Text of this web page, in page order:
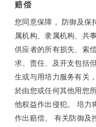
赔偿
您同意保障， 防御及保
属机构、隶属机构、共
供应者的所有损失、索
求、责任、及开支包括
生或与用培力服务有关
於由您或任何其他用您
他权益作出侵犯。 培力
作出赔偿。 有关防御及